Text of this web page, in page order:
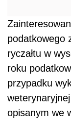
podatkowego
ryczałtu w
roku
przypadku
opisanym we